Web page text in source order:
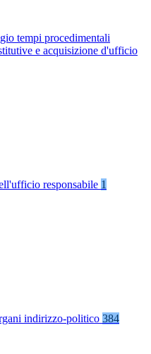
tempi procedimentali
e acquisizione d'ufficio
responsabile 1
indirizzo-politico 384